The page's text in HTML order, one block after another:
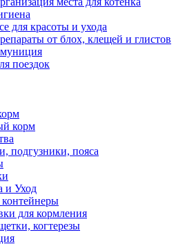
для красоты и ухода
от блох, клещей и глистов
поездок
корм
подгузники, пояса
и Уход
для кормления
когтерезы